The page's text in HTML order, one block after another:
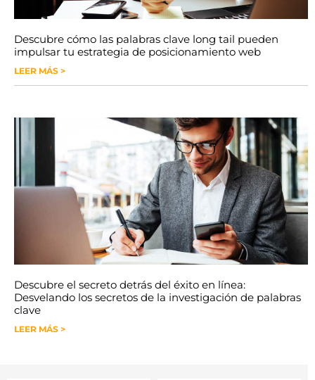
Descubre cómo las palabras clave long tail pueden
impulsar tu estrategia de posicionamiento web
LEER MÁS >
Descubre el secreto detrás del éxito en línea:
Desvelando los secretos de la investigación de palabras
clave
LEER MÁS >